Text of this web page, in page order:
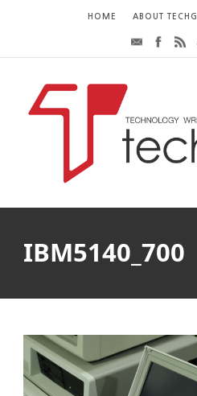
HOME ABOUT TECHG
IBM5140_700